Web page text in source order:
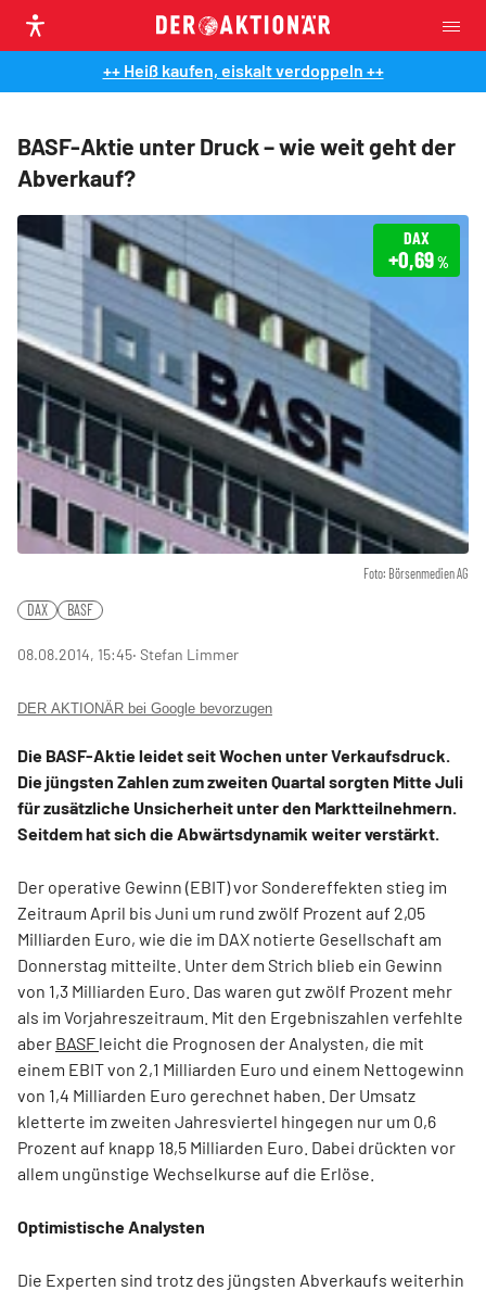
++ Heiß kaufen, eiskalt verdoppeln ++
BASF-Aktie unter Druck – wie weit geht der
Abverkauf?
Foto: Börsenmedien AG
DAX
+0,69%
DAX BASF
08.08.2014, 15:45‧ Stefan Limmer
DER AKTIONÄR bei Google bevorzugen
Die BASF-Aktie leidet seit Wochen unter Verkaufsdruck.
Die jüngsten Zahlen zum zweiten Quartal sorgten Mitte Juli
für zusätzliche Unsicherheit unter den Marktteilnehmern.
Seitdem hat sich die Abwärtsdynamik weiter verstärkt.
Der operative Gewinn (EBIT) vor Sondereffekten stieg im
Zeitraum April bis Juni um rund zwölf Prozent auf 2,05
Milliarden Euro, wie die im DAX notierte Gesellschaft am
Donnerstag mitteilte. Unter dem Strich blieb ein Gewinn
von 1,3 Milliarden Euro. Das waren gut zwölf Prozent mehr
als im Vorjahreszeitraum. Mit den Ergebniszahlen verfehlte
aber BASF leicht die Prognosen der Analysten, die mit
einem EBIT von 2,1 Milliarden Euro und einem Nettogewinn
von 1,4 Milliarden Euro gerechnet haben. Der Umsatz
kletterte im zweiten Jahresviertel hingegen nur um 0,6
Prozent auf knapp 18,5 Milliarden Euro. Dabei drückten vor
allem ungünstige Wechselkurse auf die Erlöse.
Optimistische Analysten
Die Experten sind trotz des jüngsten Abverkaufs weiterhin